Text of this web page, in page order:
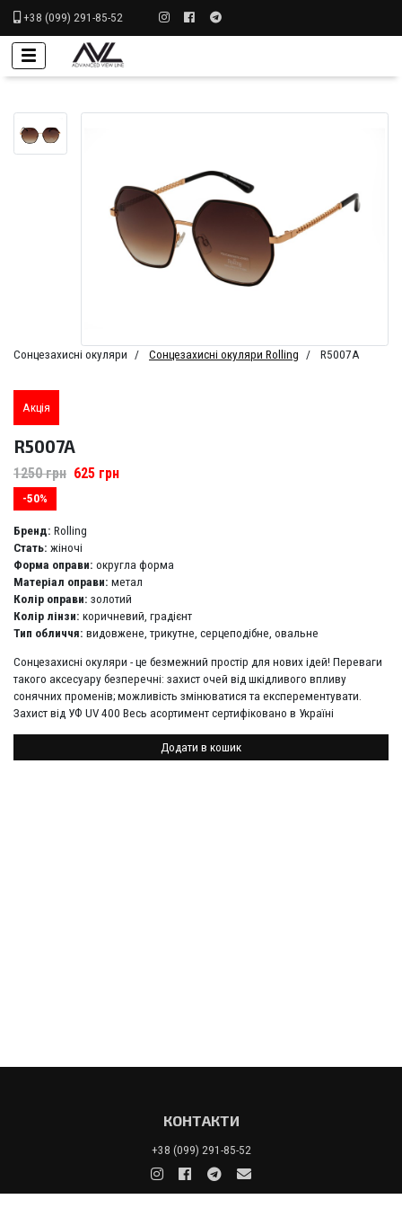
+38 (099) 291-85-52
Сонцезахисні окуляри Сонцезахисні окуляри Rolling R5007A
Акція
R5007A
1250грн 625 грн
-50%
Бренд: Rolling
Стать: жіночі
Форма оправи: округла форма
Матеріал оправи: метал
Колір оправи: золотий
Колір лінзи: коричневий, градієнт
Тип обличчя: видовжене, трикутне, серцеподібне, овальне
Сонцезахисні окуляри - це безмежний простір для нових ідей! Переваги
такого аксесуару безперечні: захист очей від шкідливого впливу
сонячних променів; можливість змінюватися та експерементувати.
Захист від УФ UV 400 Весь асортимент сертифіковано в Україні
Додати в кошик
КОНТАКТИ
+38 (099) 291-85-52